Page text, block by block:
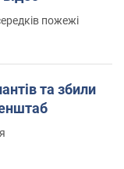
пожежі
та збили